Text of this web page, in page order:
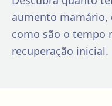
aumento mamário,
como são o tempo
recuperação inicial.